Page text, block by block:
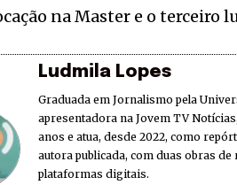
na Master e o terceiro
Ludmila Lopes
Graduada em Jornalismo pela
apresentadora na Jovem TV
anos e atua, desde 2022, como
autora publicada, com duas obras
plataformas digitais.